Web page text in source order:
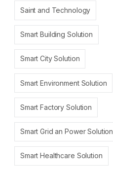
Saint and Technology
Smart Building Solution
Smart City Solution
Smart Environment Solution
Smart Factory Solution
Smart Grid an Power Solution
Smart Healthcare Solution